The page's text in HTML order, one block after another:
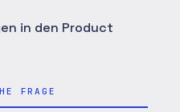
in den Product
FRAGE